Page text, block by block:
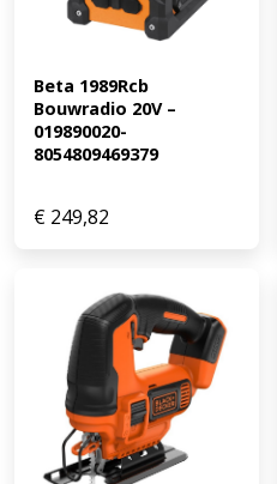
Beta 1989Rcb
Bouwradio 20V –
019890020-
8054809469379
€ 249,82